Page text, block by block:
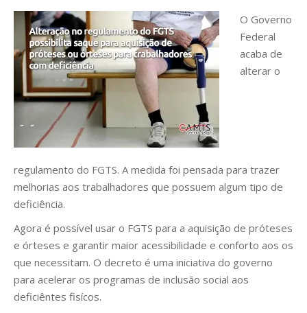
O Governo
Federal
acaba de
alterar o
regulamento do FGTS. A medida foi pensada para trazer
melhorias aos trabalhadores que possuem algum tipo de
deficiência.
Agora é possível usar o FGTS para a aquisição de próteses
e órteses e garantir maior acessibilidade e conforto aos os
que necessitam. O decreto é uma iniciativa do governo
para acelerar os programas de inclusão social aos
deficiêntes fisícos.